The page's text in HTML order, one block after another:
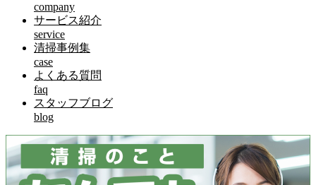
company
サービス紹介
service
清掃事例集
case
よくある質問
faq
スタッフブログ
blog